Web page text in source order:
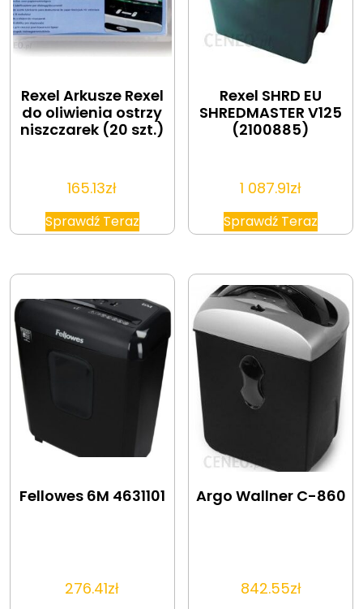
Rexel Arkusze Rexel
do oliwienia ostrzy
niszczarek (20 szt.)
165.13zł
Sprawdź Teraz
Rexel SHRD EU
SHREDMASTER V125
(2100885)
1 087.91zł
Sprawdź Teraz
Fellowes 6M 4631101
276.41zł
Argo Wallner C-860
842.55zł